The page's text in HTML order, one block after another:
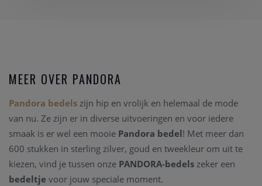
MEER OVER PANDORA
Pandora bedels zijn hip en vrolijk en helemaal de mode
van nu. Ze zijn er in diverse uitvoeringen en voor iedere
smaak is er wel een mooie Pandora bedel! Met meer dan
600 stukken in sterling zilver, goud en tweekleur om uit te
kiezen, vind je tussen onze PANDORA-bedels zeker een
bedeltje voor jouw speciale moment.